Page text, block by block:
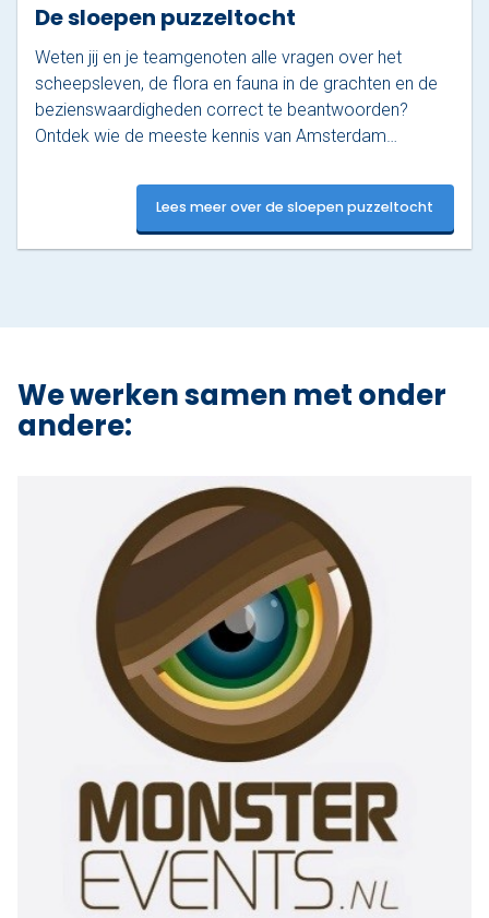
De sloepen puzzeltocht
Weten jij en je teamgenoten alle vragen over het
scheepsleven, de flora en fauna in de grachten en de
bezienswaardigheden correct te beantwoorden?
Ontdek wie de meeste kennis van Amsterdam…
Lees meer over de sloepen puzzeltocht
We werken samen met onder
andere: